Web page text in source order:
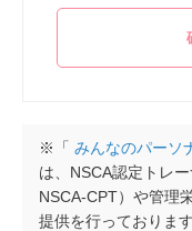
※「 みんなのパーソ
は、NSCA認定トレー
NSCA-CPT）や管理
提供を行っておりま